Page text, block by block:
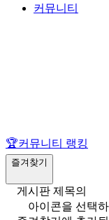
커뮤니티
🏆커뮤니티 랭킹
즐겨찾기
게시판 제목의
아이콘을 선택